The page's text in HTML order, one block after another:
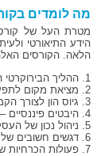
מה לומדים
מטרת העל של
הידע התיאורטי
הלאה. הקורסים
1. ההליך הבירוקרטי הנדרש – הנפקת רישיון עסק, קבלת אישורי בטיחות וכן הלאה.
2. מציאת מקום לתפעול המסעדה – הסכם שכירות או רכישה, תכנון ראשוני של המתחם, עיצוב פנים וחוץ וכן הלאה.
3. גיוס הון לצורך הקמת המסעדה – לדוגמא הלוואות או שותפויות.
4. היבטים פיננסיים – ראיית חשבון, הנהלת חשבונות וכדומה.
5. ניהול נכון של העסק בשלביו הראשונים – העסקת כוח האדם וניהולו, מעקב אחר רשימות המלאי, בניית תפריט וכן הלאה.
6. דגשים חשובים של שירות לקוחות והתנהלות מול הסועדים העתידיים במסעדה
7. פעולות הכרחיות של פרסום ושיווק המסעדה בפלטפורמות המקובלות ועוד.